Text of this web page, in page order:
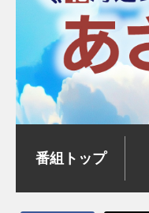
番組トップ